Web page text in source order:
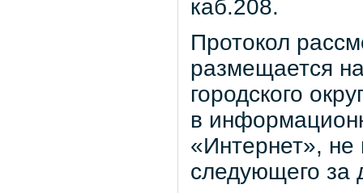
каб.208.
Протокол
размещается
городского
в
«Интернет», не
следующего за